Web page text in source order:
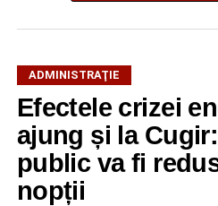
ADMINISTRAŢIE
Efectele crizei
ajung și la
public va fi
nopții